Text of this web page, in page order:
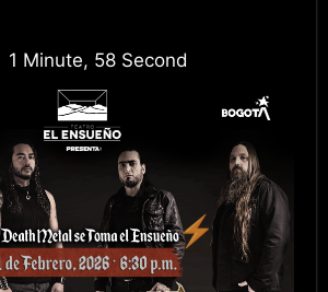
1 Minute, 58 Second